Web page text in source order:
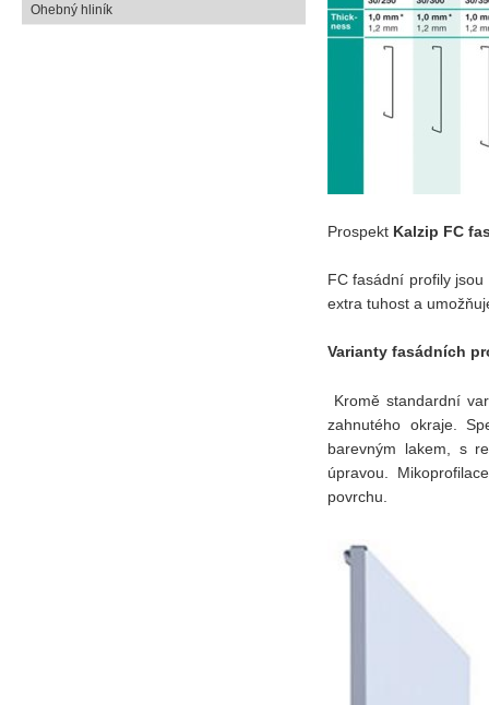
Ohebný hliník
Prospekt Kalzip FC
FC fasádní profily
extra tuhost a
Varianty fasádních
Kromě standardní
zahnutého okraje.
barevným lakem, s
úpravou.
povrchu.